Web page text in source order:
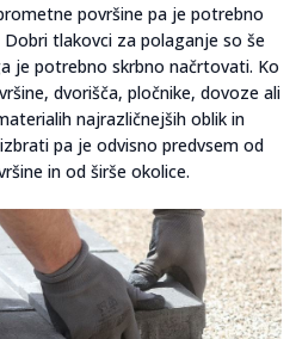
površine pa je potrebno
tlakovci za polaganje so še
je potrebno skrbno načrtovati. Ko
dvorišča, pločnike, dovoze ali
najrazličnejših oblik in
pa je odvisno predvsem od
in od širše okolice.